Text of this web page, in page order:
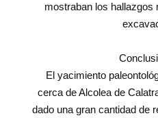
mostraban los hallazgos
El yacimiento
cerca de Alcolea de
dado una gran cantidad de